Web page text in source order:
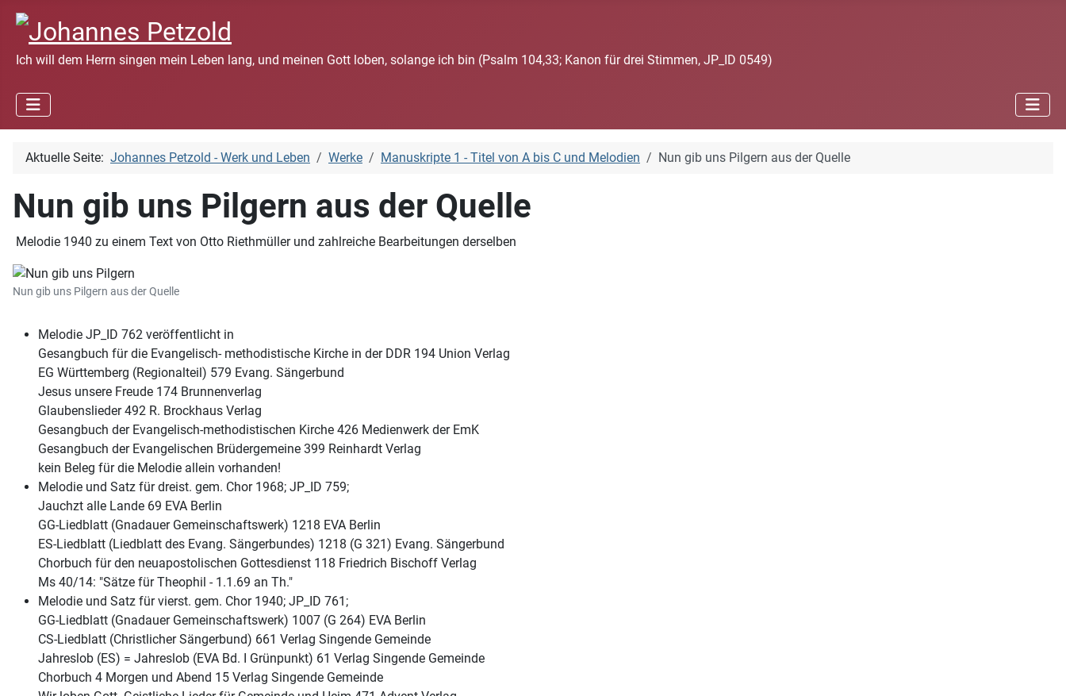
Ich will dem Herrn singen mein Leben lang, und meinen Gott loben, solange ich bin (Psalm 104,33; Kanon für drei Stimmen, JP_ID 0549)
Aktuelle Seite: Johannes Petzold - Werk und Leben Werke Manuskripte 1 - Titel von A bis C und Melodien Nun gib uns Pilgern aus der Quelle
Nun gib uns Pilgern aus der Quelle
Melodie 1940 zu einem Text von Otto Riethmüller und zahlreiche Bearbeitungen derselben
Nun gib uns Pilgern aus der Quelle
Melodie JP_ID 762 veröffentlicht in
Gesangbuch für die Evangelisch- methodistische Kirche in der DDR 194 Union Verlag
EG Württemberg (Regionalteil) 579 Evang. Sängerbund
Jesus unsere Freude 174 Brunnenverlag
Glaubenslieder 492 R. Brockhaus Verlag
Gesangbuch der Evangelisch-methodistischen Kirche 426 Medienwerk der EmK
Gesangbuch der Evangelischen Brüdergemeine 399 Reinhardt Verlag
kein Beleg für die Melodie allein vorhanden!
Melodie und Satz für dreist. gem. Chor 1968; JP_ID 759;
Jauchzt alle Lande 69 EVA Berlin
GG-Liedblatt (Gnadauer Gemeinschaftswerk) 1218 EVA Berlin
ES-Liedblatt (Liedblatt des Evang. Sängerbundes) 1218 (G 321) Evang. Sängerbund
Chorbuch für den neuapostolischen Gottesdienst 118 Friedrich Bischoff Verlag
Ms 40/14: "Sätze für Theophil - 1.1.69 an Th."
Melodie und Satz für vierst. gem. Chor 1940; JP_ID 761;
GG-Liedblatt (Gnadauer Gemeinschaftswerk) 1007 (G 264) EVA Berlin
CS-Liedblatt (Christlicher Sängerbund) 661 Verlag Singende Gemeinde
Jahreslob (ES) = Jahreslob (EVA Bd. I Grünpunkt) 61 Verlag Singende Gemeinde
Chorbuch 4 Morgen und Abend 15 Verlag Singende Gemeinde